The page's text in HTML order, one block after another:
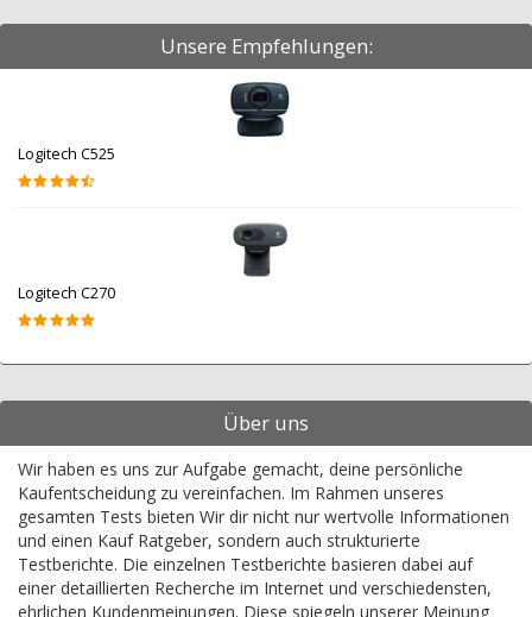
Unsere Empfehlungen:
Logitech C525
Logitech C270
Über uns
Wir haben es uns zur Aufgabe gemacht, deine persönliche
Kaufentscheidung zu vereinfachen. Im Rahmen unseres
gesamten Tests bieten Wir dir nicht nur wertvolle Informationen
und einen Kauf Ratgeber, sondern auch strukturierte
Testberichte. Die einzelnen Testberichte basieren dabei auf
einer detaillierten Recherche im Internet und verschiedensten,
ehrlichen Kundenmeinungen. Diese spiegeln unserer Meinung